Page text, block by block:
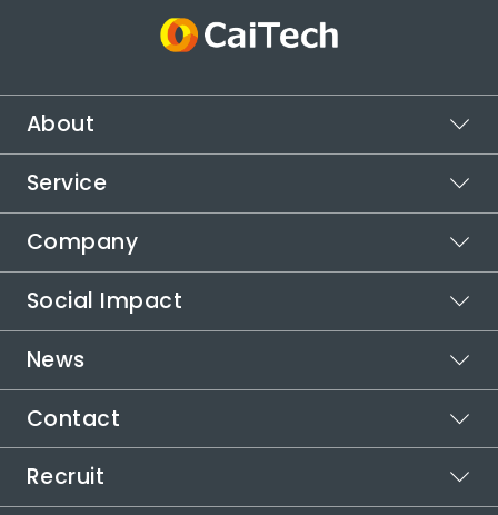
About
ビジョン
ミッション
バリュー
Service
スポットワーク
カイテク
シフト管理
カイテクシフト
運営メディア
Company
企業情報
本社所在地
受賞歴
自治体連携
代表メッセージ
Social Impact
代表メッセージ
取り組む社会課題
インパクトロジック
社会課題の解決方法
News
お知らせ
Contact
ご利用についてお困りの方
カイテクで働きたい方
Recruit